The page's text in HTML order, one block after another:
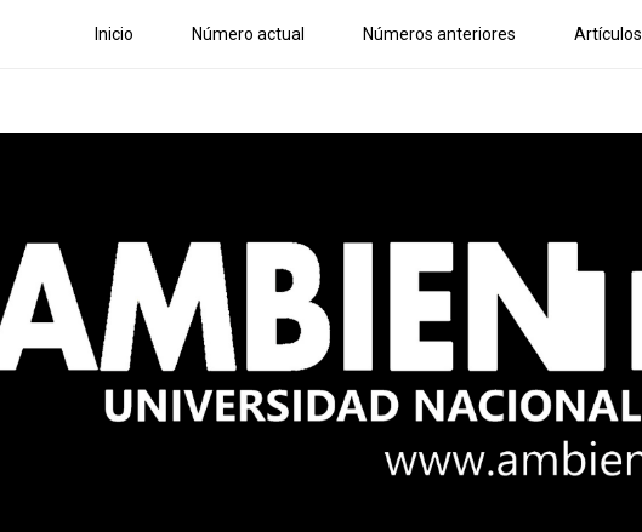
Inicio Número actual Números anteriores Artículos